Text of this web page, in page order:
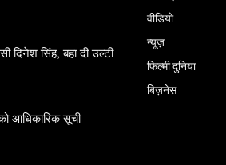
दिनेश सिंह, बहा दी उल्टी
आधिकारिक सूची
वीडियो
न्यूज़
फिल्मी दुनिया
बिज़नेस